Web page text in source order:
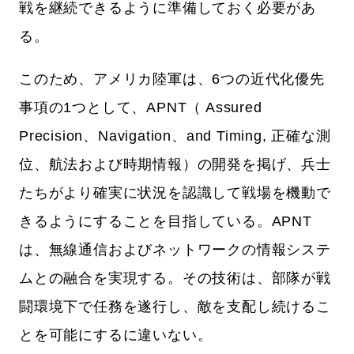
戦を継続できるように準備しておく必要があ
る。
このため、アメリカ陸軍は、6つの近代化優先
事項の1つとして、APNT（ Assured
Precision、Navigation、and Timing, 正確な測
位、航法および時期情報）の開発を掲げ、兵士
たちがより確実に状況を認識して戦場を機動で
きるようにすることを目指している。APNT
は、無線通信およびネットワークの情報システ
ムとの融合を実現する。その技術は、部隊が戦
闘環境下で任務を遂行し、敵を支配し続けるこ
とを可能にするに違いない。